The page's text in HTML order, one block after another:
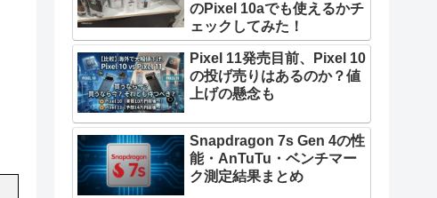
のPixel 10aでも使えるかチ
ェックしてみた！
Pixel 11発売目前、Pixel 10
の投げ売りはあるのか？値
上げの懸念も
Snapdragon 7s Gen 4の性
能・AnTuTu・ベンチマー
ク測定結果まとめ